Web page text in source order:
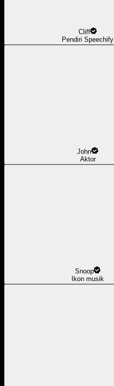
Cliff
Pendiri Speechify
John
Aktor
Snoop
Ikon musik